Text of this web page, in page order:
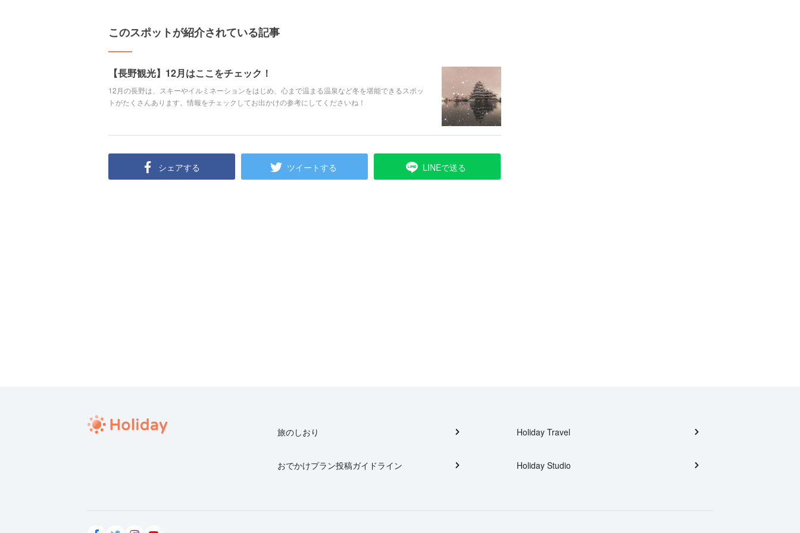
このスポットが紹介されている記事
【長野観光】12月はここをチェック！
12月の長野は、スキーやイルミネーションをはじめ、心まで温まる温泉など冬を堪能できるスポッ
トがたくさんあります。情報をチェックしてお出かけの参考にしてくださいね！
シェアする ツイートする LINEで送る
旅のしおり
おでかけプラン投稿ガイドライン
Holiday Travel
Holiday Studio